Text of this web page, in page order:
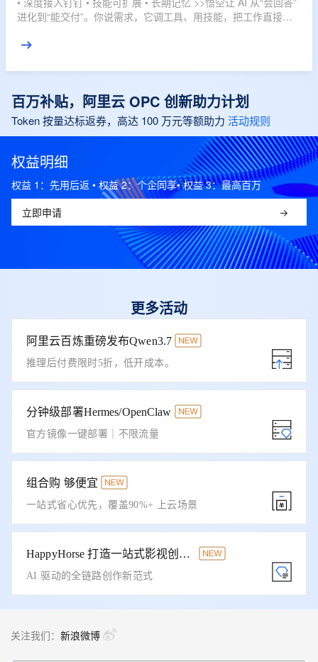
进化到“能交付”。你说需求，它调工具、用技能，把工作直接推
百万补贴，阿里云 OPC 创新助力计划
Token 按量达标返券，高达 100 万元等额助力 活动规则
权益明细
权益 1：先用后返 • 权益 2：个企同享• 权益 3：最高百万
立即申请
更多活动
阿里云百炼重磅发布Qwen3.7
推理后付费限时5折，低开成本。
分钟级部署Hermes/OpenClaw
官方镜像一键部署｜不限流量
组合购 够便宜
一站式省心优先，覆盖90%+ 上云场景
HappyHorse 打造一站式影视创作平台
AI 驱动的全链路创作新范式
关注我们： 新浪微博